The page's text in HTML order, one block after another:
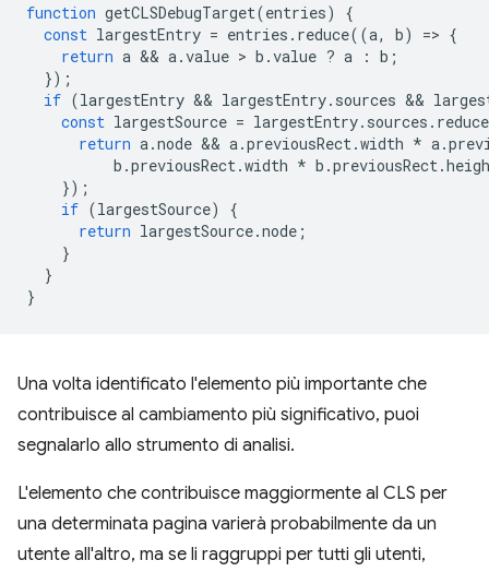
function getCLSDebugTarget(entries)
{
const largestEntry = entries . reduce((a, b) => {
return a && a .value > b .value ? a : b ;
});
if (largestEntry && largestEntry. sources &&
const largestSource = largestEntry. sources . reduce
return a .node && a .previousRect .width * a .
b .previousRect .width * b .previousRect .
});
if (largestSource)
{
return largestSource.node ;
}
}
}
Una volta identificato l'elemento più importante che
contribuisce al cambiamento più significativo, puoi
segnalarlo allo strumento di analisi.
L'elemento che contribuisce maggiormente al CLS per
una determinata pagina varierà probabilmente da un
utente all'altro, ma se li raggruppi per tutti gli utenti,